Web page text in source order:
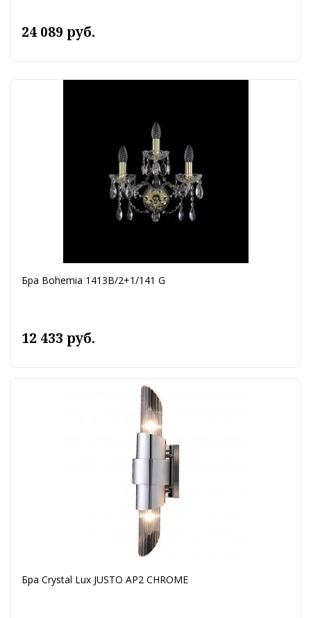
24 089 руб.
Бра Bohemia 1413B/2+1/141 G
12 433 руб.
Бра Crystal Lux JUSTO AP2 CHROME